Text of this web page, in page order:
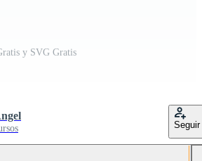
y SVG Gratis
Seguir